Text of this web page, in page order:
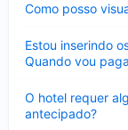
Como posso
Estou inserindo
Quando vou
O hotel requer
antecipado?